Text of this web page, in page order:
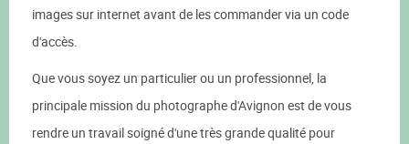
images sur internet avant de les commander via un code
d'accès.
Que vous soyez un particulier ou un professionnel, la
principale mission du photographe d'Avignon est de vous
rendre un travail soigné d'une très grande qualité pour